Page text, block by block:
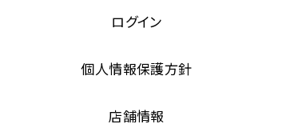
ログイン
個人情報保護方針
店舗情報